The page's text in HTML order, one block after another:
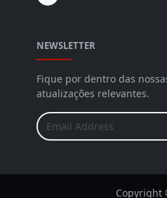
NEWSLETTER
Fique por dentro das
atualizações relevantes.
Copyright